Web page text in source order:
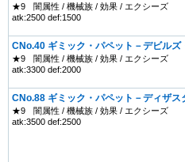
★9
闇属性 / 機械族 / 効果 / エクシーズ
atk:2500 def:1500
CNo.40 ギミック・パペット－デビルズ
ス
★9
闇属性 / 機械族 / 効果 / エクシーズ
atk:3300 def:2000
CNo.88 ギミック・パペット－ディザス
★9
闇属性 / 機械族 / 効果 / エクシーズ
atk:3500 def:2500